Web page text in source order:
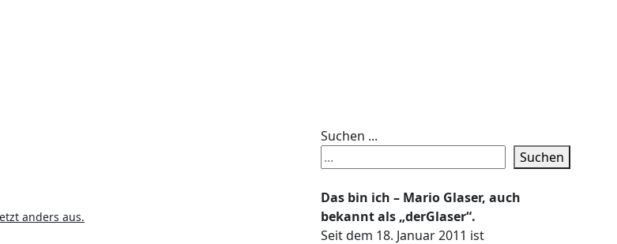
anders aus.
Suchen ...
Suchen
Das bin ich – Mario Glaser, auch
bekannt als „derGlaser“.
Seit dem 18. Januar 2011 ist